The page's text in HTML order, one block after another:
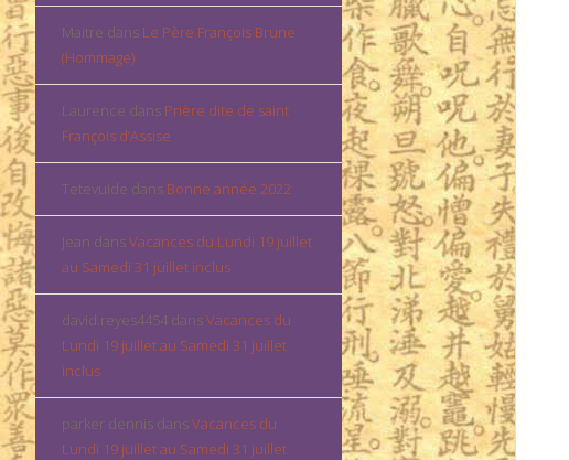
Maitre dans Le Père François Brune
(Hommage)
Laurence dans Prière dite de saint
François d’Assise
Tetevuide dans Bonne année 2022
Jean dansVacances du Lundi 19 juillet
au Samedi 31 juillet inclus
david.reyes4454 dansVacances du
Lundi 19 juillet au Samedi 31 juillet
inclus
parker dennis dansVacances du
Lundi 19 juillet au Samedi 31 juillet